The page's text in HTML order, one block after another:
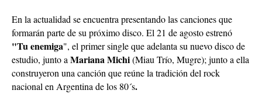
En la actualidad se encuentra presentando las canciones que
formarán parte de su próximo disco. El 21 de agosto estrenó
"Tu enemiga", el primer single que adelanta su nuevo disco de
estudio, junto a Mariana Michi(Miau Trío, Mugre); junto a ella
construyeron una canción que reúne la tradición del rock
nacional en Argentina de los 80´s.